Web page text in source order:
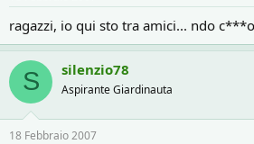
ragazzi, io qui sto tra amici... ndo
S silenzio78
Aspirante Giardinauta
18 Febbraio 2007